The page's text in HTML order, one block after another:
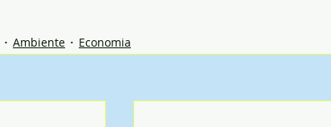
Ambiente Economia